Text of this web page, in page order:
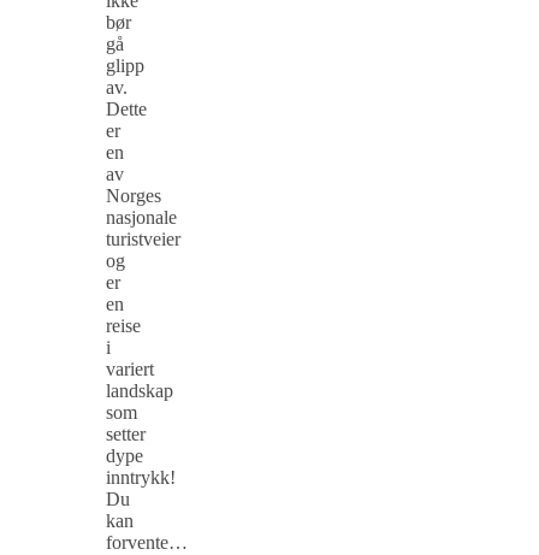
bør
gå
glipp
av.
Dette
er
en
av
Norges
nasjonale
turistveier
og
er
en
reise
i
variert
landskap
som
setter
dype
inntrykk!
Du
kan
forvente…